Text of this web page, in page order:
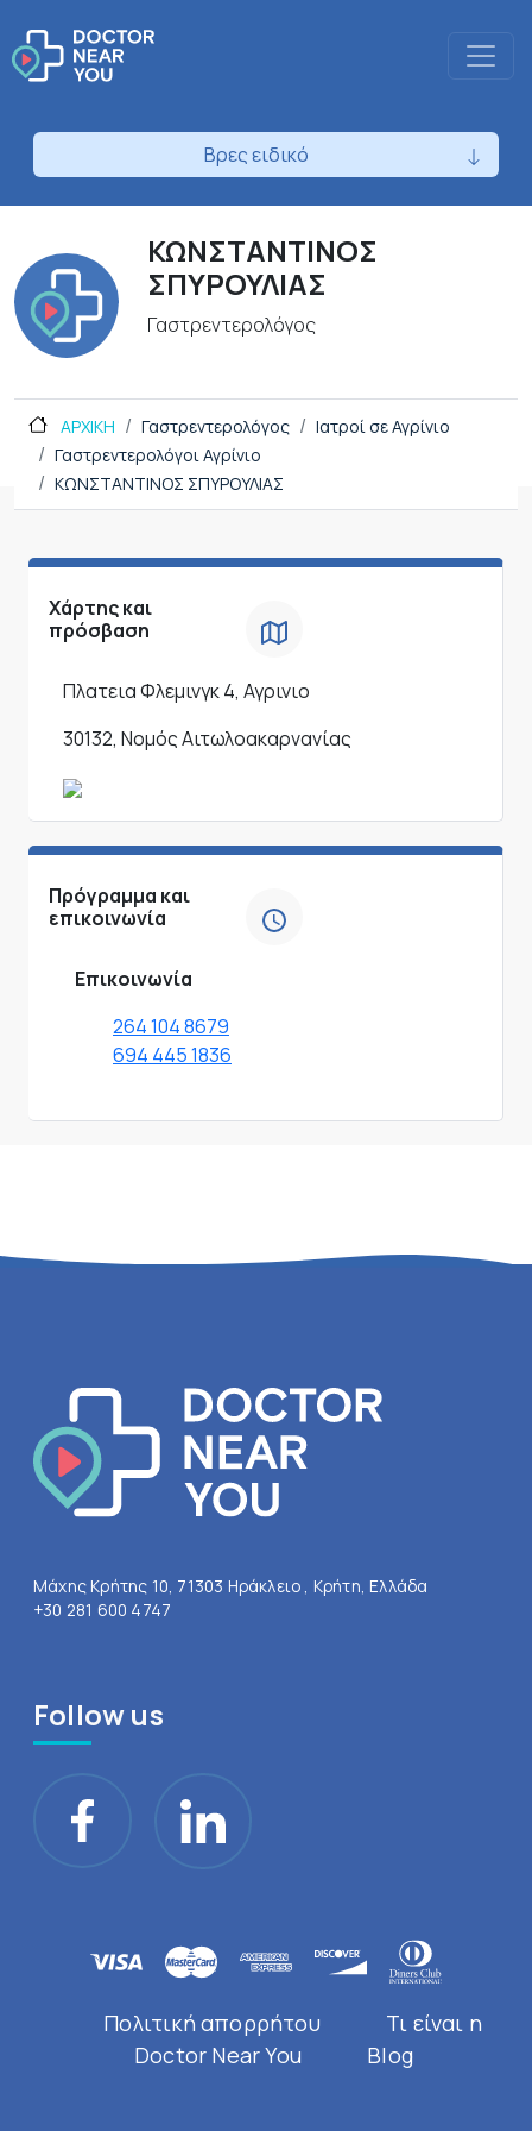
Βρες ειδικό
ΚΩΝΣΤΑΝΤΙΝΟΣ
ΣΠΥΡΟΥΛΙΑΣ
Γαστρεντερολόγος
ΑΡΧΙΚΗ Γαστρεντερολόγος
Ιατροί σε Αγρίνιο
Γαστρεντερολόγοι Αγρίνιο
ΚΩΝΣΤΑΝΤΙΝΟΣ ΣΠΥΡΟΥΛΙΑΣ
Χάρτης και
πρόσβαση
Πλατεια Φλεμινγκ 4, Αγρινιο
30132, Νομός Αιτωλοακαρνανίας
Πρόγραμμα και
επικοινωνία
Επικοινωνία
264 104 8679
694 445 1836
Μάχης Κρήτης 10, 71303 Ηράκλειο , Κρήτη, Ελλάδα
+30 281 600 4747
Follow us
Πολιτική απορρήτου
Τι είναι η
Doctor Near You
Blog